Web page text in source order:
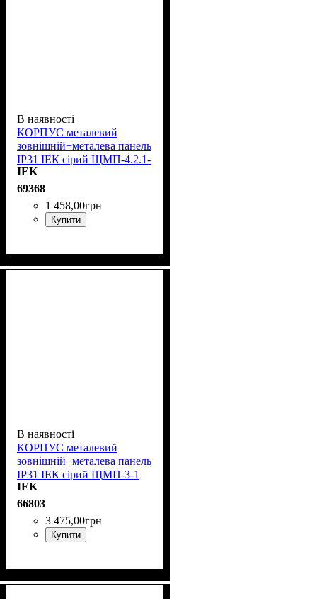
В наявності
КОРПУС металевий
зовнішній+металева панель
IP31 ІЕК сірий ЩМП-4.2.1-
0 36 УХЛЗ YKM40-421-31
IEK
69368
1 458,00грн
Купити
В наявності
КОРПУС металевий
зовнішній+металева панель
IP31 ІЕК сірий ЩМП-3-1
36 УХЛЗ YKM41-03-31
IEK
66803
3 475,00грн
Купити